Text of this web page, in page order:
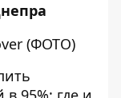
(ФОТО)